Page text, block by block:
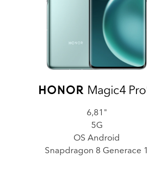
6,81"
5G
OS Android
Snapdragon 8 Generace 1